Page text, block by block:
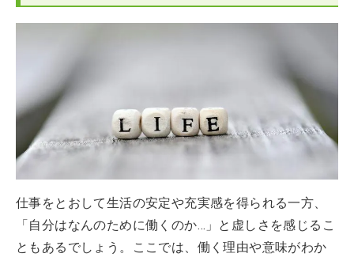
仕事をとおして生活の安定や充実感を得られる一方、
「自分はなんのために働くのか…」と虚しさを感じるこ
ともあるでしょう。ここでは、働く理由や意味がわか